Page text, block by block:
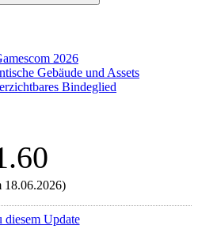
2026
Gebäude und Assets
Bindeglied
18.06.2026)
diesem Update